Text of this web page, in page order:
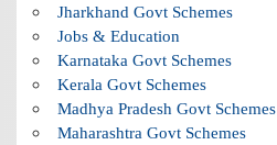
Jharkhand Govt Schemes
Jobs & Education
Karnataka Govt Schemes
Kerala Govt Schemes
Madhya Pradesh Govt Schemes
Maharashtra Govt Schemes